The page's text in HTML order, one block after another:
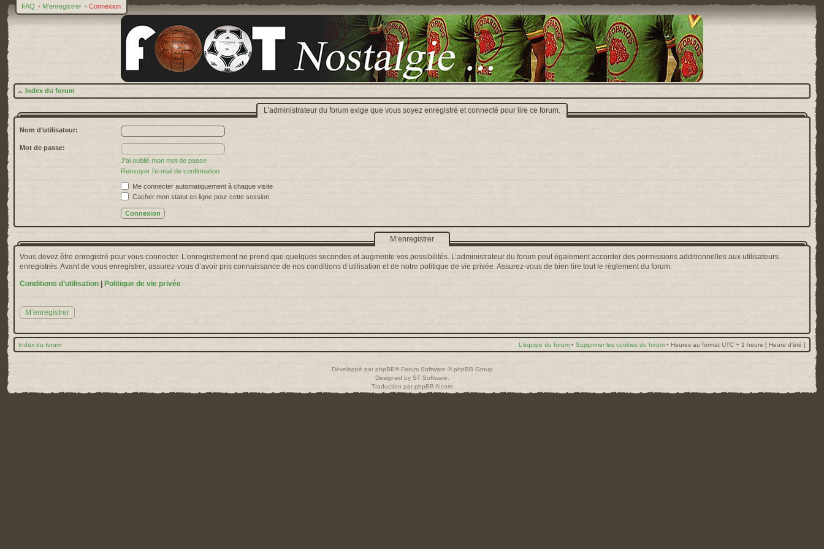
FAQ • M’enregistrer • Connexion
Index du forum
L’administrateur du forum exige que vous soyez enregistré et connecté pour lire ce forum.
Nom d’utilisateur:
Mot de passe:
J’ai oublié mon mot de passe
Renvoyer l’e-mail de confirmation
Me connecter automatiquement à chaque visite
Cacher mon statut en ligne pour cette session
M’enregistrer
Vous devez être enregistré pour vous connecter. L’enregistrement ne prend que quelques secondes et augmente vos possibilités. L’administrateur du forum peut également accorder des permissions additionnelles aux utilisateurs
enregistrés. Avant de vous enregistrer, assurez-vous d’avoir pris connaissance de nos conditions d’utilisation et de notre politique de vie privée. Assurez-vous de bien lire tout le règlement du forum.
Conditions d’utilisation
Politique de vie privée
M’enregistrer
Index du forum L’équipe du forum • Supprimer les cookies du forum • Heures au format UTC + 1 heure [ Heure d’été ]
Développé par phpBB® Forum Software © phpBB Group
Designed by ST Software
Traduction par phpBB-fr.com